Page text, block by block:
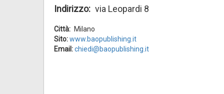
Indirizzo via Leopardi 8
Città
Milano
Sito:www.baopublishing.it
Email:chiedi@baopublishing.it